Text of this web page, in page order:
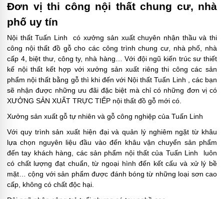
Đơn vị thi công nội thất chung cư, nhà
phố uy tín
Nội thất Tuấn Linh có xưởng sản xuất chuyên nhận thầu và thi
công nội thất đồ gỗ cho các công trình chung cư, nhà phố, nhà
cấp 4, biệt thư, công ty, nhà hàng… Với đội ngũ kiến trúc sư thiết
kế nội thất kết hợp với xưởng sản xuất riêng thi công các sản
phẩm nội thất bằng gỗ thì khi đến với Nội thất Tuấn Linh , các bạn
sẽ nhận được những ưu đãi đặc biệt mà chỉ có những đơn vị có
XƯỞNG SẢN XUẤT TRỰC TIẾP nội thất đồ gỗ mới có.
Xưởng sản xuất gỗ tự nhiên và gỗ công nghiệp của Tuấn Linh
Với quy trình sản xuất hiện đại và quản lý nghiêm ngặt từ khâu
lựa chọn nguyên liệu đầu vào đến khâu vận chuyển sản phẩm
đến tay khách hàng, các sản phẩm nội thất của Tuấn Linh luôn
có chất lượng đạt chuẩn, từ ngoại hình đến kết cấu và xử lý bề
mặt… cộng với sản phẩm được đánh bóng từ những loại sơn cao
cấp, không có chất độc hại.